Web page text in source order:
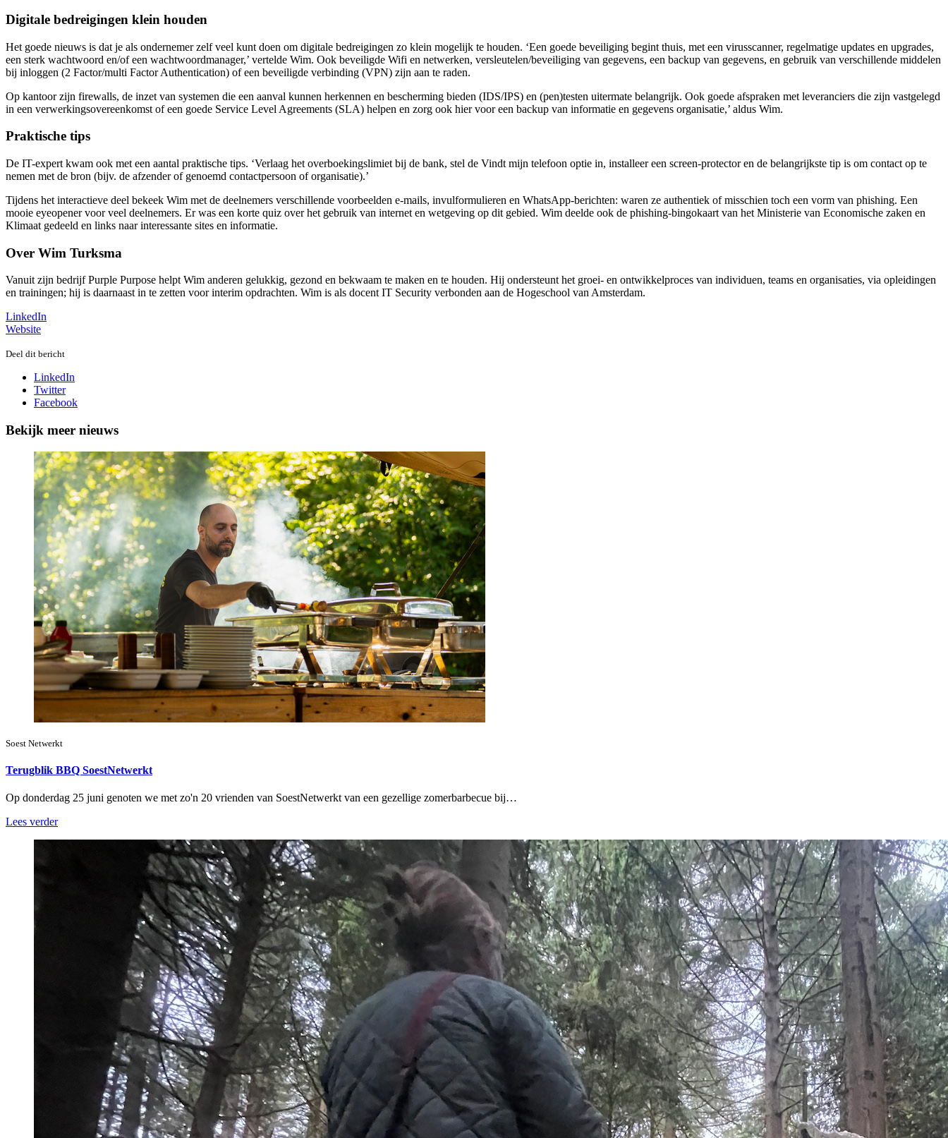
Digitale bedreigingen klein houden
Het goede nieuws is dat je als ondernemer zelf veel kunt doen om digitale bedreigingen zo klein mogelijk te houden. ‘Een goede beveiliging begint thuis, met een virusscanner, regelmatige updates en upgrades,
een sterk wachtwoord en/of een wachtwoordmanager,’ vertelde Wim. Ook beveiligde Wifi en netwerken, versleutelen/beveiliging van gegevens, een backup van gegevens, en gebruik van verschillende middelen
bij inloggen (2 Factor/multi Factor Authentication) of een beveiligde verbinding (VPN) zijn aan te raden.
Op kantoor zijn firewalls, de inzet van systemen die een aanval kunnen herkennen en bescherming bieden (IDS/IPS) en (pen)testen uitermate belangrijk. Ook goede afspraken met leveranciers die zijn vastgelegd
in een verwerkingsovereenkomst of een goede Service Level Agreements (SLA) helpen en zorg ook hier voor een backup van informatie en gegevens organisatie,’ aldus Wim.
Praktische tips
De IT-expert kwam ook met een aantal praktische tips. ‘Verlaag het overboekingslimiet bij de bank, stel de Vindt mijn telefoon optie in, installeer een screen-protector en de belangrijkste tip is om contact op te
nemen met de bron (bijv. de afzender of genoemd contactpersoon of organisatie).’
Tijdens het interactieve deel bekeek Wim met de deelnemers verschillende voorbeelden e-mails, invulformulieren en WhatsApp-berichten: waren ze authentiek of misschien toch een vorm van phishing. Een
mooie eyeopener voor veel deelnemers. Er was een korte quiz over het gebruik van internet en wetgeving op dit gebied. Wim deelde ook de phishing-bingokaart van het Ministerie van Economische zaken en
Klimaat gedeeld en links naar interessante sites en informatie.
Over Wim Turksma
Vanuit zijn bedrijf Purple Purpose helpt Wim anderen gelukkig, gezond en bekwaam te maken en te houden. Hij ondersteunt het groei- en ontwikkelproces van individuen, teams en organisaties, via opleidingen
en trainingen; hij is daarnaast in te zetten voor interim opdrachten. Wim is als docent IT Security verbonden aan de Hogeschool van Amsterdam.
LinkedIn
Website
Deel dit bericht
LinkedIn
Twitter
Facebook
Bekijk meer nieuws
Soest Netwerkt
Terugblik BBQ SoestNetwerkt
Op donderdag 25 juni genoten we met zo'n 20 vrienden van SoestNetwerkt van een gezellige zomerbarbecue bij…
Lees verder